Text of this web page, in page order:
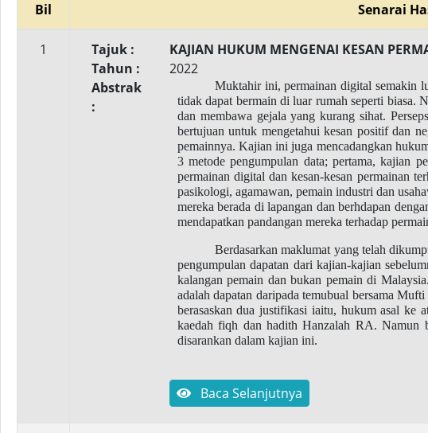
Bil
Senarai
1 Tajuk :
KAJIAN HUKUM MENGENAI KESAN
Tahun :
2022
Abstrak
:
Muktahir ini, permainan digital semakin
tidak dapat bermain di luar rumah seperti biasa.
dan membawa gejala yang kurang sihat.
bertujuan untuk mengetahui kesan positif dan
pemainnya. Kajian ini juga mencadangkan
3 metode pengumpulan data; pertama, kajian
permainan digital dan kesan-kesan permainan
pasikologi, agamawan, pemain industri dan
mereka berada di lapangan dan berhdapan
mendapatkan pandangan mereka terhadap
Berdasarkan maklumat yang telah
pengumpulan dapatan dari kajian-kajian
kalangan pemain dan bukan pemain di
adalah dapatan daripada temubual bersama
berasaskan dua justifikasi iaitu, hukum asal ke
kaedah fiqh dan hadith Hanzalah RA. Namun
disarankan dalam kajian ini.
Baca Selanjutnya